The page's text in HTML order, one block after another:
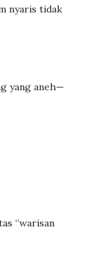
nyaris tidak
yang aneh—
“warisan